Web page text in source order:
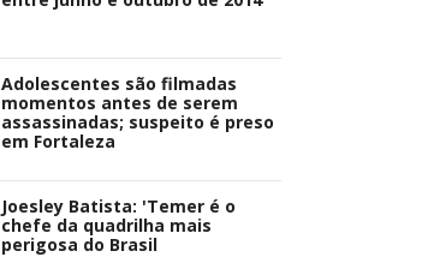
Adolescentes são filmadas
momentos antes de serem
assassinadas; suspeito é preso
em Fortaleza
Joesley Batista: 'Temer é o
chefe da quadrilha mais
perigosa do Brasil